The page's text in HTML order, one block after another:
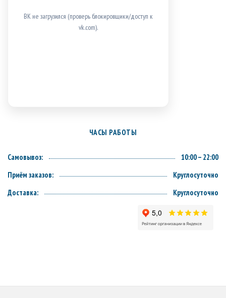
ВК не загрузился (проверь блокировщики/доступ к
vk.com).
ЧАСЫ РАБОТЫ
Самовывоз:
10:00 – 22:00
Приём заказов:
Круглосуточно
Доставка:
Круглосуточно